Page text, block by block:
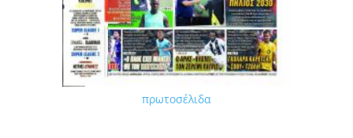
πρωτοσέλιδα